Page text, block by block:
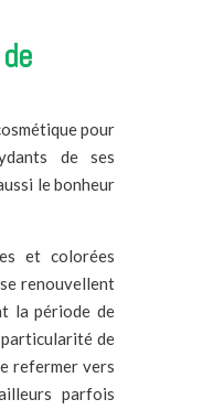
pour
de ses
le bonheur
et colorées
renouvellent
la période de
de
refermer vers
parfois